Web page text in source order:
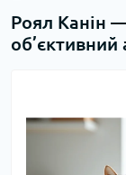
Роял Канін
об’єктивний